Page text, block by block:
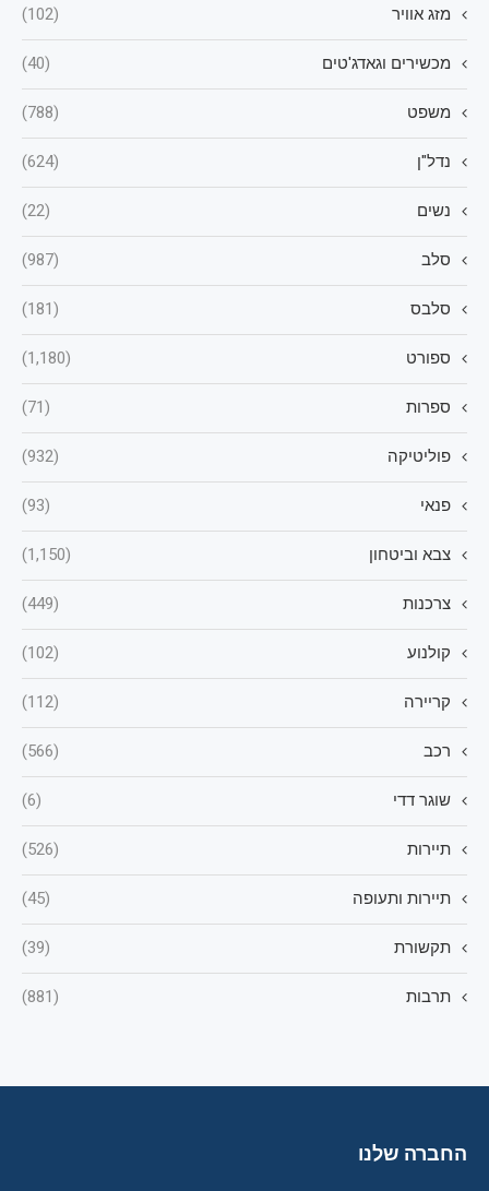
מזג אוויר (102)
מכשירים וגאדג'טים (40)
משפט (788)
נדל"ן (624)
נשים (22)
סלב (987)
סלבס (181)
ספורט (1,180)
ספרות (71)
פוליטיקה (932)
פנאי (93)
צבא וביטחון (1,150)
צרכנות (449)
קולנוע (102)
קריירה (112)
רכב (566)
שוגר דדי (6)
תיירות (526)
תיירות ותעופה (45)
תקשורת (39)
תרבות (881)
החברה שלנו